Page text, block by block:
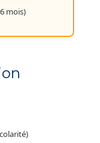
mois)